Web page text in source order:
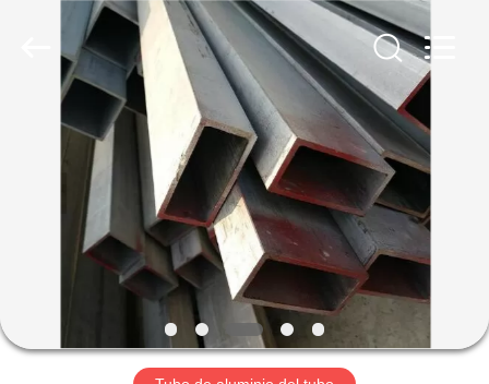
PRODUCTOS
VÍDEOS
HONGJINMILAI